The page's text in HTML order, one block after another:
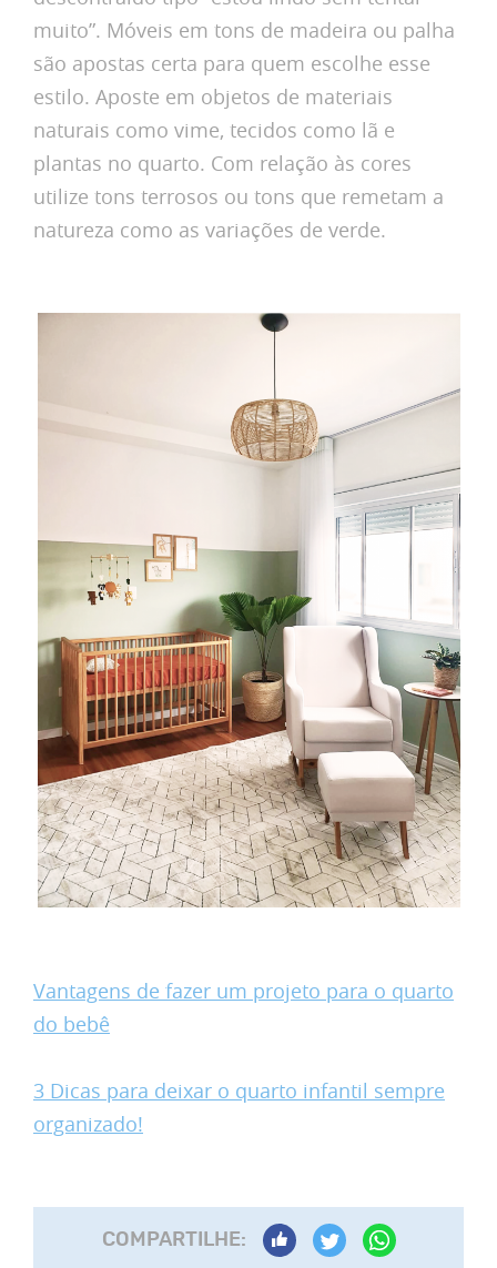
muito”. Móveis em tons de madeira ou palha
são apostas certa para quem escolhe esse
estilo. Aposte em objetos de materiais
naturais como vime, tecidos como lã e
plantas no quarto. Com relação às cores
utilize tons terrosos ou tons que remetam a
natureza como as variações de verde.
Vantagens de fazer um projeto para o quarto
do bebê
3 Dicas para deixar o quarto infantil sempre
organizado!
COMPARTILHE: